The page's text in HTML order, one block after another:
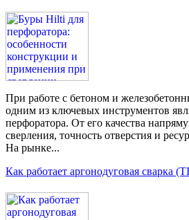
При работе с бетоном и
одним из ключевых инструментов
перфоратора. От его качества
сверления, точность отверстия и
На рынке...
Как работает аргонодуговая сварка